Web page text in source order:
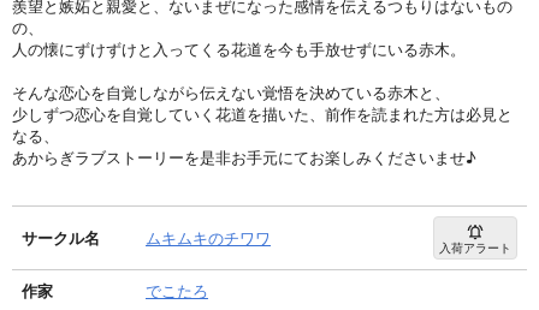
羨望と嫉妬と親愛と、ないまぜになった感情を伝えるつもりはないもの
の、
人の懐にずけずけと入ってくる花道を今も手放せずにいる赤木。
そんな恋心を自覚しながら伝えない覚悟を決めている赤木と、
少しずつ恋心を自覚していく花道を描いた、前作を読まれた方は必見と
なる、
あからぎラブストーリーを是非お手元にてお楽しみくださいませ♪
サークル名 ムキムキのチワワ 入荷アラート
作家
でこたろ